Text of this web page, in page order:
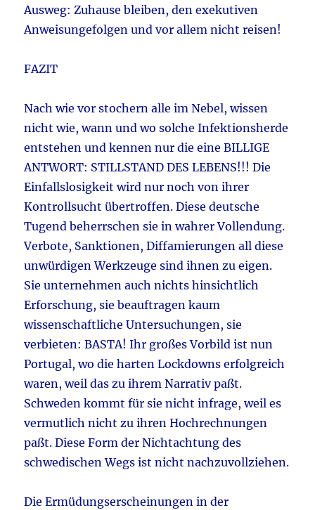
Ausweg: Zuhause bleiben, den exekutiven
Anweisungefolgen und vor allem nicht reisen!
FAZIT
Nach wie vor stochern alle im Nebel, wissen
nicht wie, wann und wo solche Infektionsherde
entstehen und kennen nur die eine BILLIGE
ANTWORT: STILLSTAND DES LEBENS!!! Die
Einfallslosigkeit wird nur noch von ihrer
Kontrollsucht übertroffen. Diese deutsche
Tugend beherrschen sie in wahrer Vollendung.
Verbote, Sanktionen, Diffamierungen all diese
unwürdigen Werkzeuge sind ihnen zu eigen.
Sie unternehmen auch nichts hinsichtlich
Erforschung, sie beauftragen kaum
wissenschaftliche Untersuchungen, sie
verbieten: BASTA! Ihr großes Vorbild ist nun
Portugal, wo die harten Lockdowns erfolgreich
waren, weil das zu ihrem Narrativ paßt.
Schweden kommt für sie nicht infrage, weil es
vermutlich nicht zu ihren Hochrechnungen
paßt. Diese Form der Nichtachtung des
schwedischen Wegs ist nicht nachzuvollziehen.
Die Ermüdungserscheinungen in der